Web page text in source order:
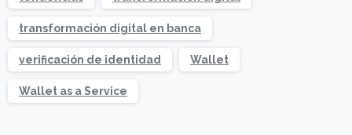
transformación digital en banca
verificación de identidad Wallet
Wallet as a Service